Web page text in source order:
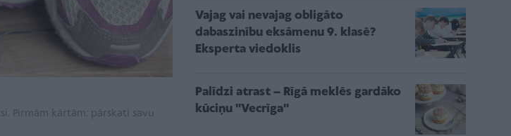
Pirmām kārtām: pārskati savu
Vajag vai nevajag obligāto
dabaszinību eksāmenu 9. klasē?
Eksperta viedoklis
Palīdzi atrast – Rīgā meklēs gardāko
kūciņu ''Vecrīga''